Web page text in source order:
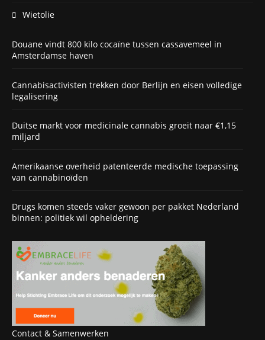
Wietolie
Douane vindt 800 kilo cocaïne tussen cassavemeel in
Amsterdamse haven
Cannabisactivisten trekken door Berlijn en eisen volledige
legalisering
Duitse markt voor medicinale cannabis groeit naar €1,15
miljard
Amerikaanse overheid patenteerde medische toepassing
van cannabinoïden
Drugs komen steeds vaker gewoon per pakket Nederland
binnen: politiek wil opheldering
Contact & Samenwerken